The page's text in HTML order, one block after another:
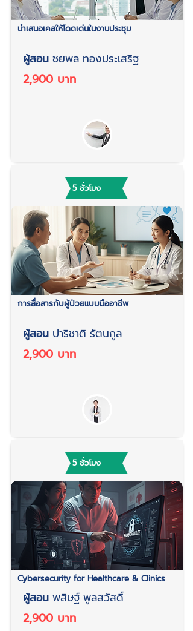
นำเสนอเคสให้โดดเด่นในงานประชุม
ผู้สอน ชยพล ทองประเสริฐ
2,900 บาท
5 ชั่วโมง
การสื่อสารกับผู้ป่วยแบบมืออาชีพ
ผู้สอน ปาริชาติ รัตนกูล
2,900 บาท
5 ชั่วโมง
Cybersecurity for Healthcare & Clinics
ผู้สอน พสิษฐ์ พูลสวัสดิ์
2,900 บาท